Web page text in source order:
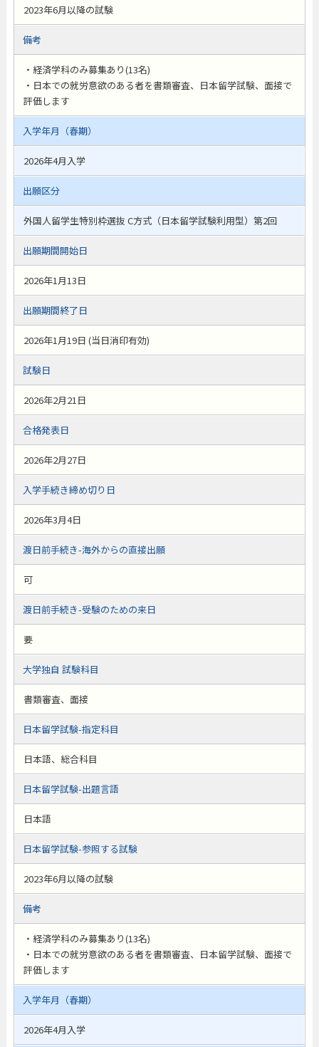
2023年6月以降の試験
備考
・経済学科のみ募集あり(13名)
・日本での就労意欲のある者を書類審査、日本留学試験、面接で
評価します
入学年月（春期）
2026年4月入学
出願区分
外国人留学生特別枠選抜 C方式（日本留学試験利用型）第2回
出願期間開始日
2026年1月13日
出願期間終了日
2026年1月19日 (当日消印有効)
試験日
2026年2月21日
合格発表日
2026年2月27日
入学手続き締め切り日
2026年3月4日
渡日前手続き-海外からの直接出願
可
渡日前手続き-受験のための来日
要
大学独自 試験科目
書類審査、面接
日本留学試験-指定科目
日本語、総合科目
日本留学試験-出題言語
日本語
日本留学試験-参照する試験
2023年6月以降の試験
備考
・経済学科のみ募集あり(13名)
・日本での就労意欲のある者を書類審査、日本留学試験、面接で
評価します
入学年月（春期）
2026年4月入学